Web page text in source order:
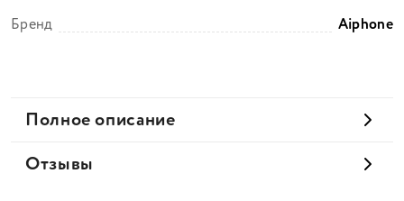
Бренд
Aiphone
Полное описание
Отзывы